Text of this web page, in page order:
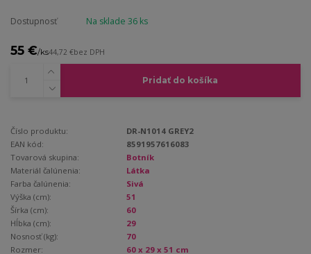
Dostupnosť Na sklade 36 ks
55 €/ks44,72 €bez DPH
Pridať do košíka
Číslo produktu:
DR-N1014 GREY2
EAN kód:
8591957616083
Tovarová skupina:
Botník
Materiál čalúnenia:
Látka
Farba čalúnenia:
Sivá
Výška (cm):
51
Šírka (cm):
60
Hĺbka (cm):
29
Nosnosť (kg):
70
Rozmer:
60 x 29 x 51 cm